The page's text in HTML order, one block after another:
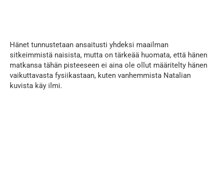
Hänet tunnustetaan ansaitusti yhdeksi maailman
sitkeimmistä naisista, mutta on tärkeää huomata, että hänen
matkansa tähän pisteeseen ei aina ole ollut määritelty hänen
vaikuttavasta fysiikastaan, kuten vanhemmista Natalian
kuvista käy ilmi.